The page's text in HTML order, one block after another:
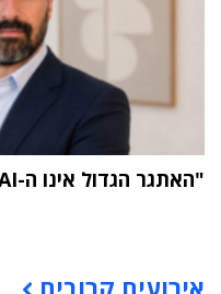
"האתגר הגדול אינו ה-AI אלא הטמעתה בארגון"
אירועים קרובים